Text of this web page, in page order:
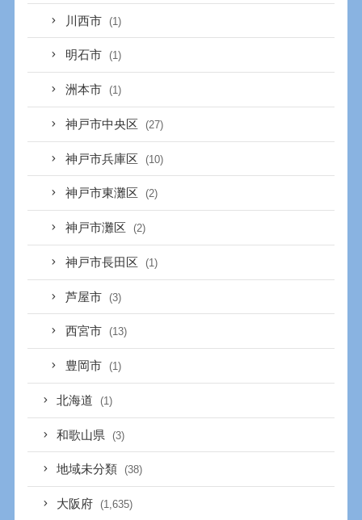
川西市 (1)
明石市 (1)
洲本市 (1)
神戸市中央区 (27)
神戸市兵庫区 (10)
神戸市東灘区 (2)
神戸市灘区 (2)
神戸市長田区 (1)
芦屋市 (3)
西宮市 (13)
豊岡市 (1)
北海道 (1)
和歌山県 (3)
地域未分類 (38)
大阪府 (1,635)